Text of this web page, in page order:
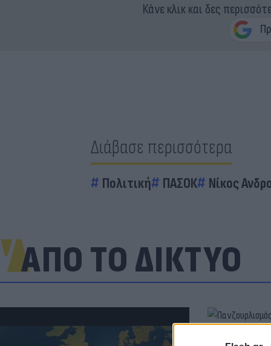
Κάνε κλικ και δες
Διάβασε περισσότερα
Πολιτική ΠΑΣΟΚ Νίκος
ΑΠΟ ΤΟ ΔΙΚΤΥΟ